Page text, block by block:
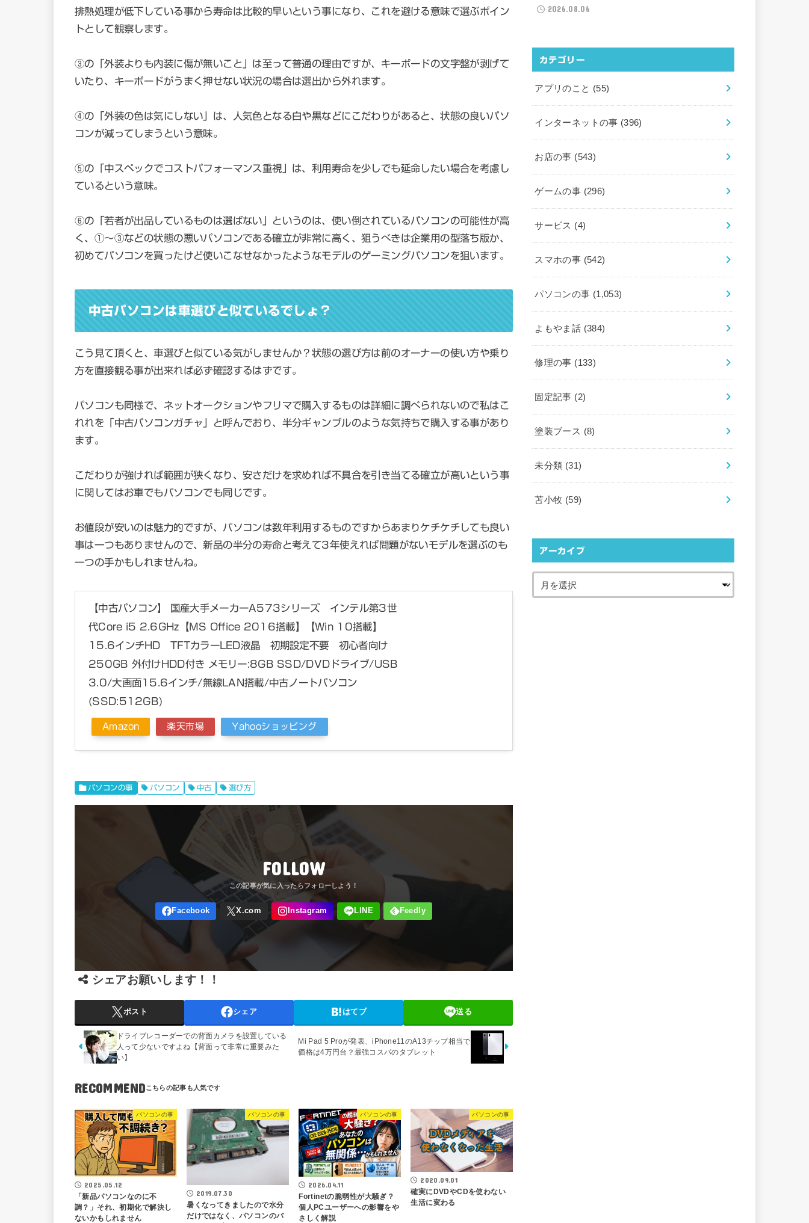
排熱処理が低下している事から寿命は比較的早いという事になり、これを避ける意味で選ぶポイン
トとして観察します。
③の「外装よりも内装に傷が無いこと」は至って普通の理由ですが、キーボードの文字盤が剥げて
いたり、キーボードがうまく押せない状況の場合は選出から外れます。
④の「外装の色は気にしない」は、人気色となる白や黒などにこだわりがあると、状態の良いパソ
コンが減ってしまうという意味。
⑤の「中スペックでコストパフォーマンス重視 」は、利用寿命を少しでも延命したい場合を考慮し
ているという意味。
⑥の「若者が出品しているものは選ばない」というのは、使い倒されているパソコンの可能性が高
く、①〜③などの状態の悪いパソコンである確立が非常に高く、狙うべきは企業用の型落ち版か、
初めてパソコンを買ったけど使いこなせなかったようなモデルのゲーミングパソコンを狙います。
中古パソコンは車選びと似ているでしょ？
こう見て頂くと、車選びと似ている気がしませんか？状態の選び方は前のオーナーの使い方や乗り
方を直接観る事が出来れば必ず確認するはずです。
パソコンも同様で、ネットオークションやフリマで購入するものは詳細に調べられないので私はこ
れれを「中古パソコンガチャ」と呼んでおり、半分ギャンブルのような気持ちで購入する事があり
ます。
こだわりが強ければ範囲が狭くなり、安さだけを求めれば不具合を引き当てる確立が高いという事
に関してはお車でもパソコンでも同じです。
お値段が安いのは魅力的ですが、パソコンは数年利用するものですからあまりケチケチしても良い
事は一つもありませんので、新品の半分の寿命と考えて3年使えれば問題がないモデルを選ぶのも
一つの手かもしれませんね。
【中古パソコン】 国産大手メーカーA573シリーズ インテル第3世
代Core i5 2.6GHz【MS Office 2016搭載】【Win 10搭載】
15.6インチHD TFTカラーLED液晶 初期設定不要 初心者向け
250GB 外付けHDD付き メモリー:8GB SSD/DVDドライブ/USB
3.0/大画面15.6インチ/無線LAN搭載/中古ノートパソコン
(SSD:512GB)
Amazon 楽天市場 Yahooショッピング
パソコンの事 パソコン 中古 選び方
FOLLOW
シェアお願いします！！
ポスト シェア はてブ 送る
Mi Pad 5 Proが発表、iPhone11のA13チップ相当で
価格は4万円台？最強コスパのタブレット
ドライブレコーダーでの背面カメラを設置している
人って少ないですよね【背面って非常に重要みた
い】
RECOMMEND
パソコンの事
2025.05.12
「新品パソコンなのに不
調？」それ、初期化で解決し
ないかもしれません
パソコンの事
2019.07.30
暑くなってきましたので水分
だけではなく、パソコンのバ
パソコンの事
2026.04.11
Fortinetの脆弱性が大騒ぎ？
個人PCユーザーへの影響をや
さしく解説
パソコンの事
2020.09.01
確実にDVDやCDを使わない
生活に変わる
2026.08.06
カテゴリー
アプリのこと (55)
インターネットの事 (396)
お店の事 (543)
ゲームの事 (296)
サービス (4)
スマホの事 (542)
パソコンの事 (1,053)
よもやま話 (384)
修理の事 (133)
固定記事 (2)
塗装ブース (8)
未分類 (31)
苫小牧 (59)
アーカイブ